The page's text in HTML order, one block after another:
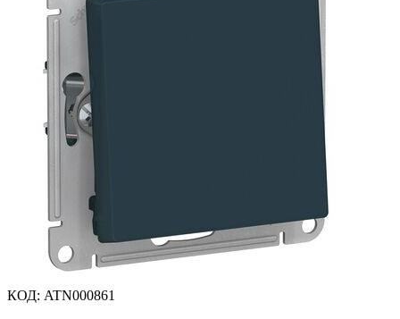
КОД: ATN000861